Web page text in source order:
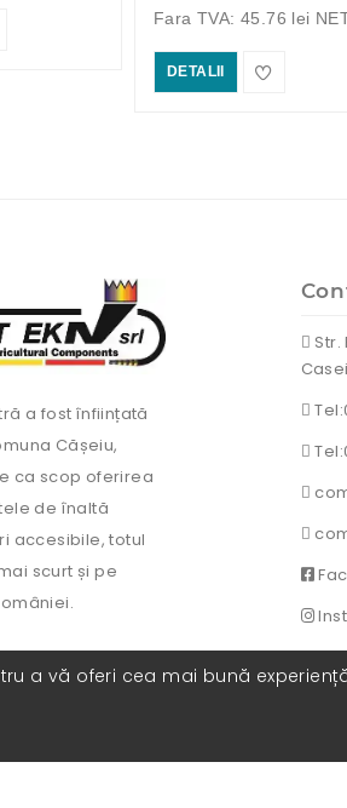
Fara TVA: 45.76 lei
DETALII
a fost înființată
Cășeiu,
ca scop oferirea
de înaltă
accesibile, totul
scurt și pe
Str.
a vă oferi cea mai bună